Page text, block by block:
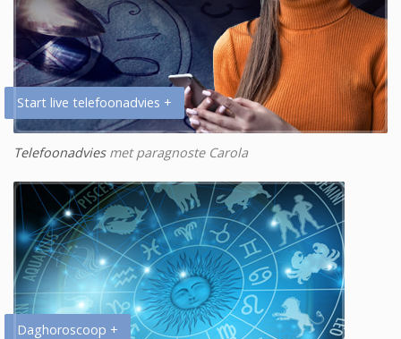
Start live telefoonadvies +
Telefoonadviesmet paragnoste Carola
Daghoroscoop +